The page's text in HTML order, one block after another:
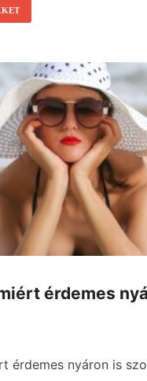
érdemes
érdemes nyáron is